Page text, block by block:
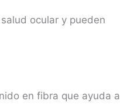
ocular y pueden
en fibra que ayuda a